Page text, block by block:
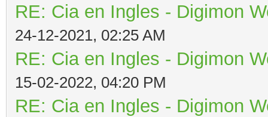
RE: Cia en Ingles - Digimon
24-12-2021, 02:25 AM
RE: Cia en Ingles - Digimon
15-02-2022, 04:20 PM
RE: Cia en Ingles - Digimon